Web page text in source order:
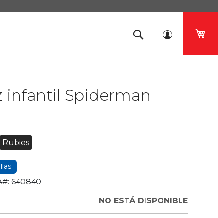
infantil Spiderman
Rubies
640840
NO ESTÁ DISPONIBLE